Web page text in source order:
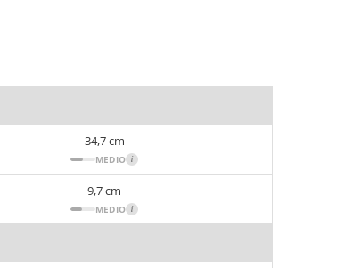
34,7 cm
MEDIO i
9,7 cm
MEDIO i